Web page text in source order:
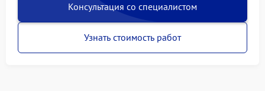
Консультация со специалистом
Узнать стоимость работ